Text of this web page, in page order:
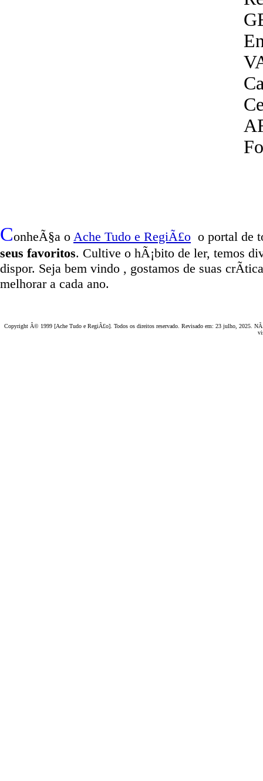
ConheÃ§a o Ache Tudo e RegiÃ£o o portal de
seus favoritos. Cultive o hÃ¡bito de ler, temos
dispor. Seja bem vindo , gostamos de suas
melhorar a cada ano.
Copyright Â© 1999 [Ache Tudo e RegiÃ£o]. Todos os direitos reservado. Revisado em: 23 julho, 2025 .